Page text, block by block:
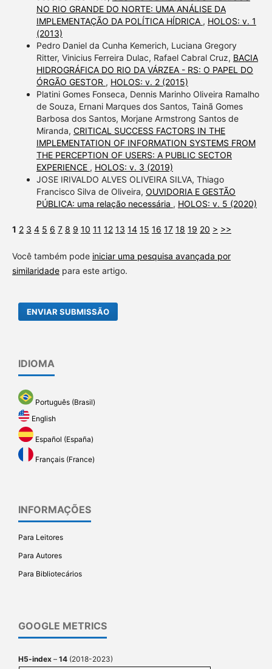
NO RIO GRANDE DO NORTE: UMA ANÁLISE DA
IMPLEMENTAÇÃO DA POLÍTICA HÍDRICA , HOLOS: v. 1
(2013)
Pedro Daniel da Cunha Kemerich, Luciana Gregory
Ritter, Vinicius Ferreira Dulac, Rafael Cabral Cruz, BACIA
HIDROGRÁFICA DO RIO DA VÁRZEA - RS: O PAPEL DO
ÓRGÃO GESTOR , HOLOS: v. 2 (2015)
Platini Gomes Fonseca, Dennis Marinho Oliveira Ramalho
de Souza, Ernani Marques dos Santos, Tainã Gomes
Barbosa dos Santos, Morjane Armstrong Santos de
Miranda, CRITICAL SUCCESS FACTORS IN THE
IMPLEMENTATION OF INFORMATION SYSTEMS FROM
THE PERCEPTION OF USERS: A PUBLIC SECTOR
EXPERIENCE , HOLOS: v. 3 (2019)
JOSE IRIVALDO ALVES OLIVEIRA SILVA, Thiago
Francisco Silva de Oliveira, OUVIDORIA E GESTÃO
PÚBLICA: uma relação necessária , HOLOS: v. 5 (2020)
1 2 3 4 5 6 7 8 9 10 11 12 13 14 15 16 17 18 19 20 > >>
Você também pode iniciar uma pesquisa avançada por
similaridadepara este artigo.
ENVIAR SUBMISSÃO
IDIOMA
Português (Brasil)
English
Español (España)
Français (France)
INFORMAÇÕES
Para Leitores
Para Autores
Para Bibliotecários
GOOGLE METRICS
H5-index – 14 (2018-2023)